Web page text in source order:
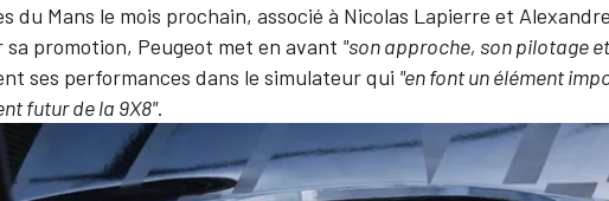
du Mans le mois prochain, associé à Nicolas Lapierre et
promotion, Peugeot met en avant "son approche, son pilotage
ses performances dans le simulateur qui "en font un élément
futur de la 9X8".